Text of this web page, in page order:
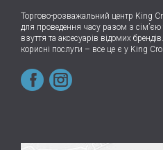
Торгово-розважальний центр King
для проведення часу разом з
взуття та аксесуарів відомих
корисні послуги – все це є у King